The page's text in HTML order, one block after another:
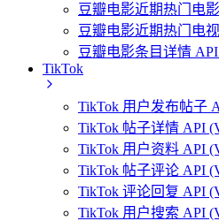
豆瓣电影近期热门电
豆瓣电影近期热门电
豆瓣电影条目详情
TikTok
TikTok 用户发布帖子
TikTok 帖子详情 API
TikTok 用户资料 API
TikTok 帖子评论 API
TikTok 评论回复 API
TikTok 用户搜索 API